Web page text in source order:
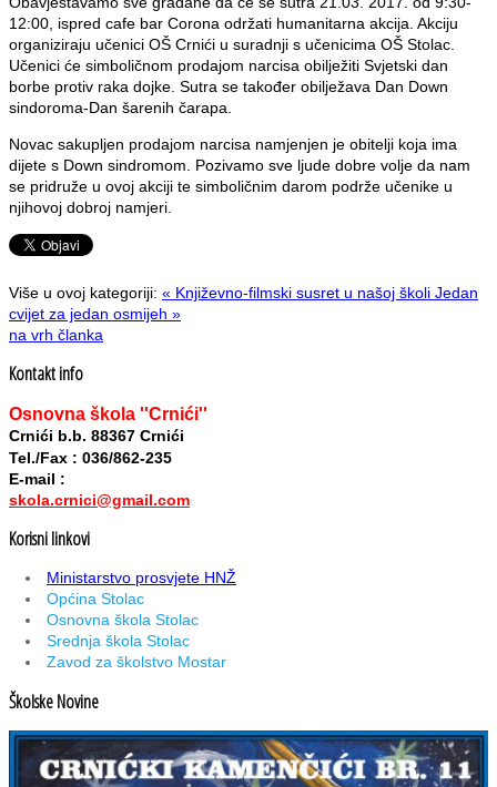
12:00, ispred cafe bar Corona održati humanitarna akcija. Akciju
organiziraju učenici OŠ Crnići u suradnji s učenicima OŠ Stolac.
Učenici će simboličnom prodajom narcisa obilježiti Svjetski dan
borbe protiv raka dojke. Sutra se također obilježava Dan Down
sindoroma-Dan šarenih čarapa.
Novac sakupljen prodajom narcisa namjenjen je obitelji koja ima
dijete s Down sindromom. Pozivamo sve ljude dobre volje da nam
se pridruže u ovoj akciji te simboličnim darom podrže učenike u
njihovoj dobroj namjeri.
Više u ovoj kategoriji: « Književno-filmski susret u našoj školi Jedan
cvijet za jedan osmijeh »
na vrh članka
Kontakt info
Osnovna škola ''Crnići''
Crnići b.b. 88367 Crnići
Tel./Fax : 036/862-235
E-mail :
skola.crnici@gmail.com
Korisni linkovi
Ministarstvo prosvjete HNŽ
Općina Stolac
Osnovna škola Stolac
Srednja škola Stolac
Zavod za školstvo Mostar
Školske Novine